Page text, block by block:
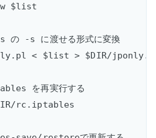
$list
-s に渡せる形式に変換
< $list > $DIR/
を再実行する
rc.iptables